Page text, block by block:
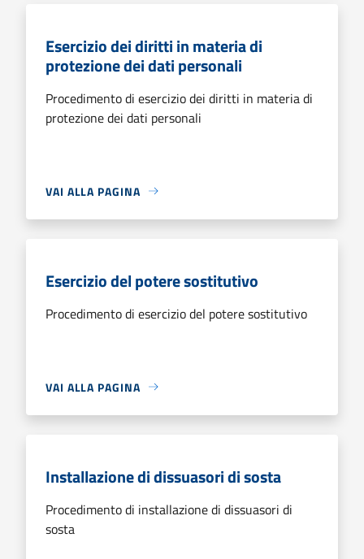
Esercizio dei diritti in materia di
protezione dei dati personali
Procedimento di esercizio dei diritti in materia di
protezione dei dati personali
VAI ALLA PAGINA
Esercizio del potere sostitutivo
Procedimento di esercizio del potere sostitutivo
VAI ALLA PAGINA
Installazione di dissuasori di sosta
Procedimento di installazione di dissuasori di
sosta